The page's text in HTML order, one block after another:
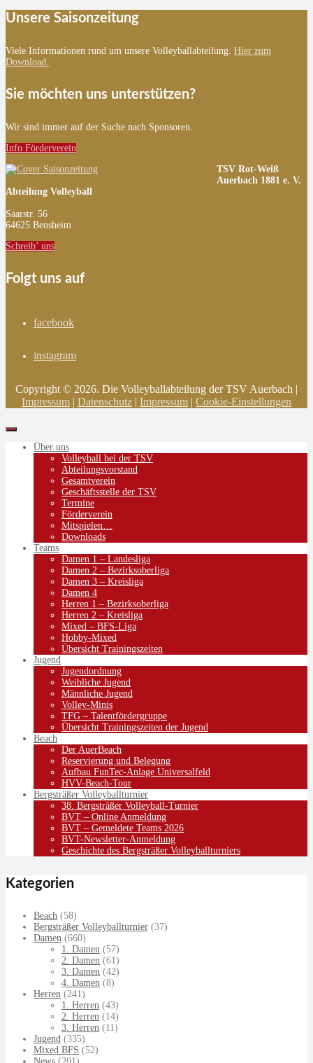
Unsere Saisonzeitung
Viele Informationen rund um unsere Volleyballabteilung. Hier zum
Download.
Sie möchten uns unterstützen?
Wir sind immer auf der Suche nach Sponsoren.
Info Förderverein
TSV Rot-Weiß
Auerbach 1881 e. V.
Abteilung Volleyball
Saarstr. 56
64625 Bensheim
Schreib’ uns
Folgt uns auf
facebook
instagram
Copyright © 2026. Die Volleyballabteilung der TSV Auerbach |
Impressum | Datenschutz | Impressum | Cookie-Einstellungen
Über uns
Volleyball bei der TSV
Abteilungsvorstand
Gesamtverein
Geschäftsstelle der TSV
Termine
Förderverein
Mitspielen…
Downloads
Teams
Damen 1 – Landesliga
Damen 2 – Bezirksoberliga
Damen 3 – Kreisliga
Damen 4
Herren 1 – Bezirksoberliga
Herren 2 – Kreisliga
Mixed – BFS-Liga
Hobby-Mixed
Übersicht Trainingszeiten
Jugend
Jugendordnung
Weibliche Jugend
Männliche Jugend
Volley-Minis
TFG – Talentfördergruppe
Übersicht Trainingszeiten der Jugend
Beach
Der AuerBeach
Reservierung und Belegung
Aufbau FunTec-Anlage Universalfeld
HVV-Beach-Tour
Bergsträßer Volleyballturnier
38. Bergsträßer Volleyball-Turnier
BVT – Online Anmeldung
BVT – Gemeldete Teams 2026
BVT-Newsletter-Anmeldung
Geschichte des Bergsträßer Volleyballturniers
Kategorien
Beach (58)
Bergsträßer Volleyballturnier (37)
Damen (660)
1. Damen (57)
2. Damen (61)
3. Damen (42)
4. Damen (8)
Herren (241)
1. Herren (43)
2. Herren (14)
3. Herren (11)
Jugend (335)
Mixed BFS (52)